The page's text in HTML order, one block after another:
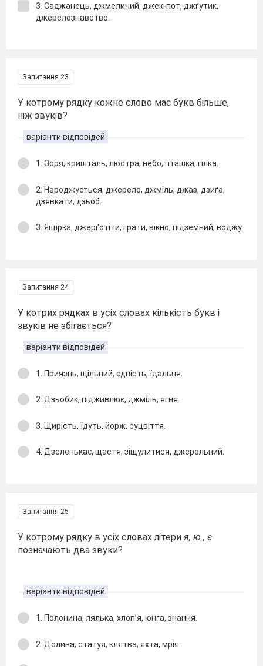
3. Саджанець, джмелиний, джек-пот, джґутик,
джерелознавство.
Запитання 23
У котрому рядку кожне слово має букв більше,
ніж звуків?
варіанти відповідей
1. Зоря, кришталь, люстра, небо, пташка, гілка.
2. Народжується, джерело, джміль, джаз, дзиґа,
дзявкати, дзьоб.
3. Ящірка, джерґотіти, грати, вікно, підземний, воджу.
Запитання 24
У котрих рядках в усіх словах кількість букв і
звуків не збігається?
варіанти відповідей
1. Приязнь, щільний, єдність, їдальня.
2. Дзьобик, підживлює, джміль, ягня.
3. Щирість, їдуть, йорж, суцвіття.
4. Дзеленькає, щастя, зіщулитися, джерельний.
Запитання 25
У котрому рядку в усіх словах літери я, ю , є
позначають два звуки?
варіанти відповідей
1. Полонина, лялька, хлоп’я, юнга, знання.
2. Долина, статуя, клятва, яхта, мрія.